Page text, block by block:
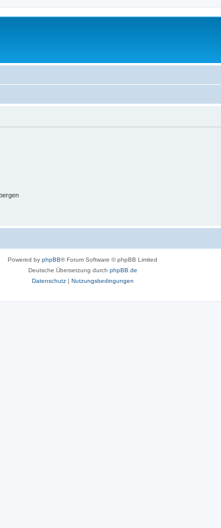
Powered by phpBB® Forum Software © phpBB Limited
Deutsche Übersetzung durch phpBB.de
Datenschutz| Nutzungsbedingungen